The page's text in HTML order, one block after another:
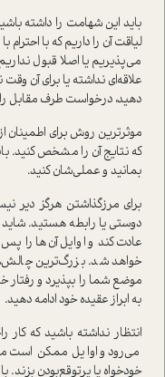
باید این شهامت را داشته
لیاقت آن را داریم که با
می‌پذیریم یا اصلا قبول
علاقه‌ای نداشته یا برای آن وقت
دهید، درخواست طرف مقابل را
موثرترین روش برای
که نتایج آن را مشخص کنید.
بمانید و عملی‌شان کنید.
برای مرز‌گذاشتن هرگز دیر
دوستی یا رابطه هستید.
عادت کند و اوایل آن‌ها را پس
خواهد شد. بزرگ‌ترین
موضع شما را بپذیرد و رفتار
به ابراز عقیده خود ادامه دهید.
انتظار نداشته باشید که
می‌رود و اوایل ممکن
خودخواه یا پرتوقع‌بودن